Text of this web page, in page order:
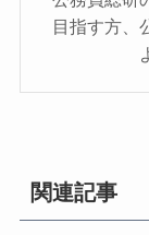
目指す方、
関連記事